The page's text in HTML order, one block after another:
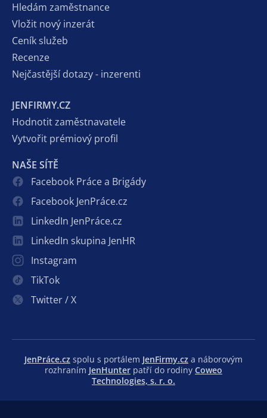
Hledám zaměstnance
Vložit nový inzerát
Ceník služeb
Recenze
Nejčastější dotazy - inzerenti
JENFIRMY.CZ
Hodnotit zaměstnavatele
Vytvořit prémiový profil
NAŠE SÍTĚ
Facebook Práce a Brigády
Facebook JenPráce.cz
LinkedIn JenPráce.cz
LinkedIn skupina JenHR
Instagram
TikTok
Twitter / X
JenPráce.cz spolu s portálem JenFirmy.cz a náborovým
rozhraním JenHunter patří do rodiny Coweo
Technologies, s. r. o.